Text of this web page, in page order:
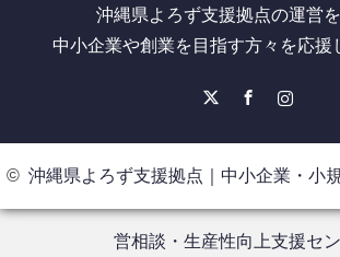
沖縄県よろず支援拠点の運営を
中小企業や創業を目指す方々を応援
© 沖縄県よろず支援拠点｜中小企業・小
営相談・生産性向上支援セ